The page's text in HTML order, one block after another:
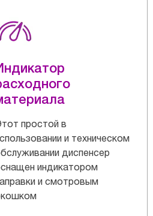
простой в
и техническом
диспенсер
индикатором
и смотровым